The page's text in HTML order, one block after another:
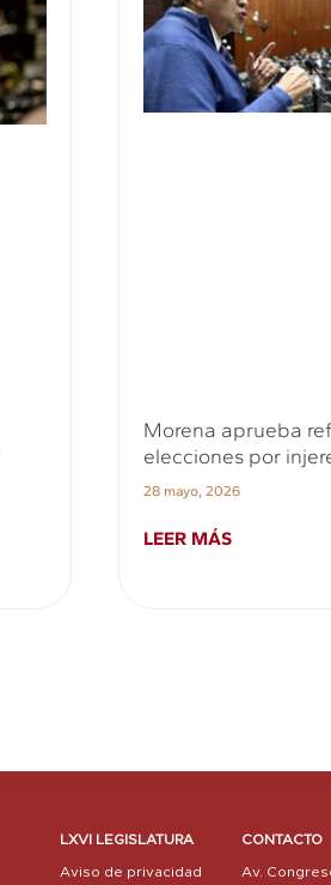
Morena aprueba
elecciones por
28 mayo, 2026
LEER MÁS
LXVI LEGISLATURA
Aviso de privacidad
CONTACTO
Av.